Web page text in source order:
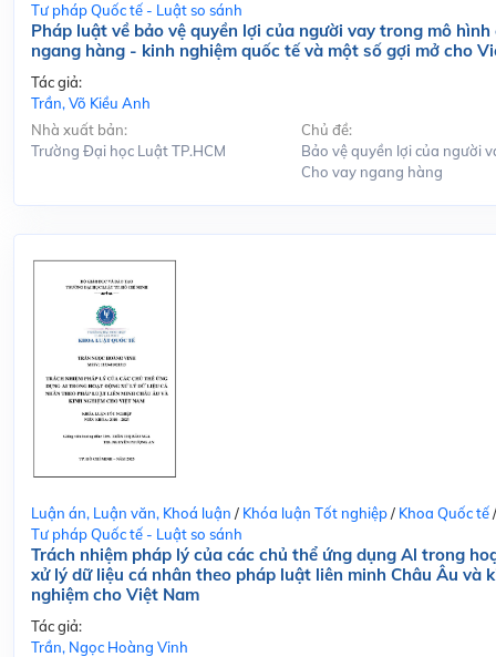
Tư pháp Quốc tế - Luật so sánh
Pháp luật về bảo vệ quyền lợi của người vay trong mô hình
ngang hàng - kinh nghiệm quốc tế và một số gợi mở cho
Tác giả:
Trần, Võ Kiều Anh
Nhà xuất bản:
Trường Đại học Luật TP.HCM
Chủ đề:
Bảo vệ quyền lợi của người
Cho vay ngang hàng
Luận án, Luận văn, Khoá luận / Khóa luận Tốt nghiệp/ Khoa Quốc tế/
Tư pháp Quốc tế - Luật so sánh
Trách nhiệm pháp lý của các chủ thể ứng dụng Al trong
xử lý dữ liệu cá nhân theo pháp luật liên minh Châu Âu và
nghiệm cho Việt Nam
Tác giả:
Trần, Ngọc Hoàng Vinh